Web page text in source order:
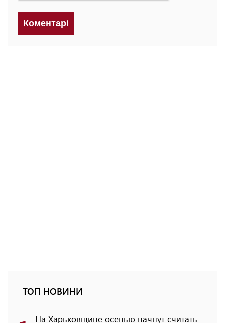
Коментарi
ТОП НОВИНИ
На Харьковщине осенью начнут считать